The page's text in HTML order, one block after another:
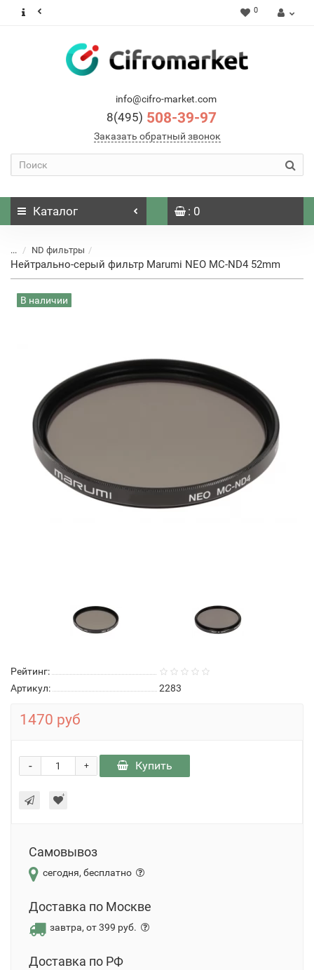
0
info@cifro-market.com
8(495) 508-39-97
Заказать обратный звонок
Каталог : 0
... ND фильтры
Нейтрально-серый фильтр Marumi NEO MC-ND4 52mm
В наличии
Рейтинг:
Артикул:
2283
1470 руб
+
- Купить
Самовывоз
сегодня, бесплатно
Доставка по Москве
завтра, от 399 руб.
Доставка по РФ